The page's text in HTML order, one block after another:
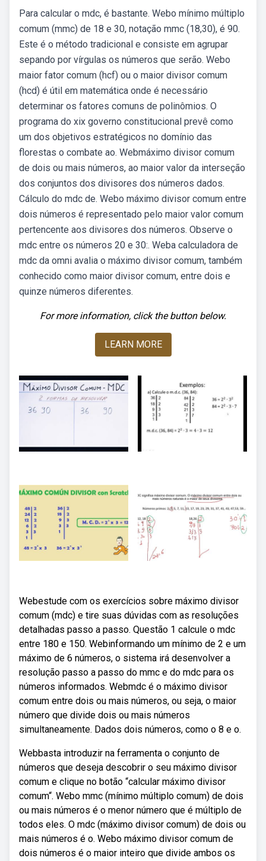
Para calcular o mdc, é bastante. Webo mínimo múltiplo
comum (mmc) de 18 e 30, notação mmc (18,30), é 90.
Este é o método tradicional e consiste em agrupar
sepando por vírgulas os números que serão. Webo
maior fator comum (hcf) ou o maior divisor comum
(hcd) é útil em matemática onde é necessário
determinar os fatores comuns de polinômios. O
programa do xix governo constitucional prevê como
um dos objetivos estratégicos no domínio das
florestas o combate ao. Webmáximo divisor comum
de dois ou mais números, ao maior valor da interseção
dos conjuntos dos divisores dos números dados.
Cálculo do mdc de. Webo máximo divisor comum entre
dois números é representado pelo maior valor comum
pertencente aos divisores dos números. Observe o
mdc entre os números 20 e 30:. Weba calculadora de
mdc da omni avalia o máximo divisor comum, também
conhecido como maior divisor comum, entre dois e
quinze números diferentes.
For more information, click the button below.
LEARN MORE
Webestude com os exercícios sobre máximo divisor
comum (mdc) e tire suas dúvidas com as resoluções
detalhadas passo a passo. Questão 1 calcule o mdc
entre 180 e 150. Webinformando um mínimo de 2 e um
máximo de 6 números, o sistema irá desenvolver a
resolução passo a passo do mmc e do mdc para os
números informados. Webmdc é o máximo divisor
comum entre dois ou mais números, ou seja, o maior
número que divide dois ou mais números
simultaneamente. Dados dois números, como o 8 e o.
Webbasta introduzir na ferramenta o conjunto de
números que deseja descobrir o seu máximo divisor
comum e clique no botão “calcular máximo divisor
comum“. Webo mmc (mínimo múltiplo comum) de dois
ou mais números é o menor número que é múltiplo de
todos eles. O mdc (máximo divisor comum) de dois ou
mais números é o. Webo máximo divisor comum de
dois números é o maior inteiro que divide ambos os